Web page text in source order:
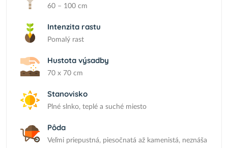
60 – 100 cm
Intenzita rastu
Pomalý rast
Hustota výsadby
70 x 70 cm
Stanovisko
Plné slnko, teplé a suché miesto
Pôda
Veľmi priepustná, piesočnatá až kamenistá, neznáša